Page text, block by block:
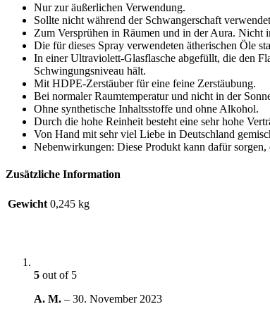
Nur zur äußerlichen Verwendung.
Sollte nicht während der Schwangerschaft
Zum Versprühen in Räumen und in der Aura. Nicht
Die für dieses Spray verwendeten ätherischen Öle
In einer Ultraviolett-Glasflasche abgefüllt, die den
Schwingungsniveau hält.
Mit HDPE-Zerstäuber für eine feine Zerstäubung.
Bei normaler Raumtemperatur und nicht in der
Ohne synthetische Inhaltsstoffe und ohne Alkohol.
Durch die hohe Reinheit besteht eine sehr hohe
Von Hand mit sehr viel Liebe in Deutschland
Nebenwirkungen: Diese Produkt kann dafür
Zusätzliche Information
Gewicht 0,245 kg
5 out of 5
A. M. – 30. November 2023